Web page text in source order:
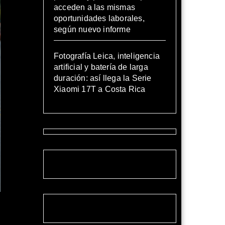
acceden a las mismas
oportunidades laborales,
según nuevo informe
Fotografía Leica, inteligencia
artificial y batería de larga
duración: así llega la Serie
Xiaomi 17T a Costa Rica